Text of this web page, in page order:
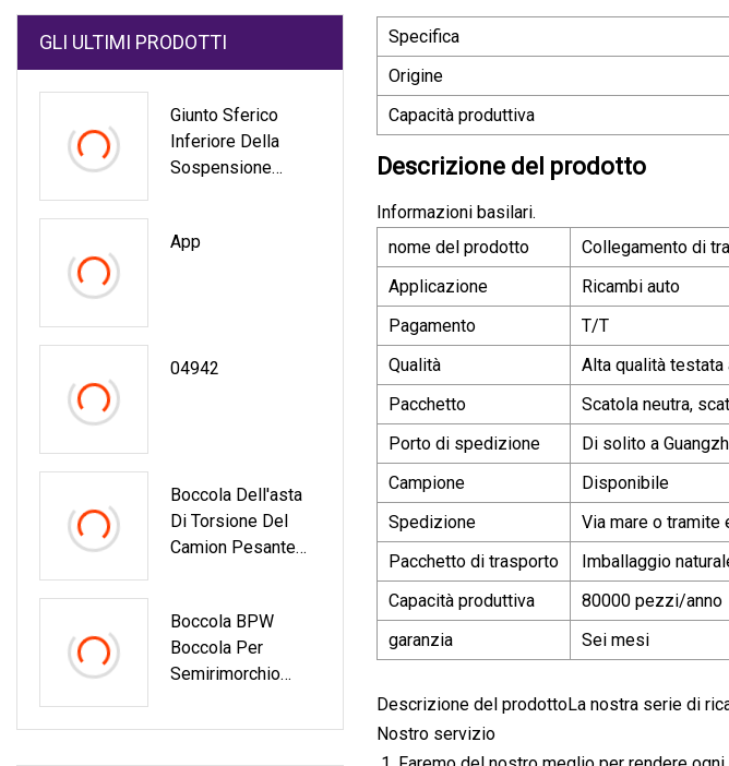
GLI ULTIMI PRODOTTI
Giunto Sferico
Inferiore Della
Sospensione
App
04942
Boccola Dell'asta
Di Torsione Del
Camion Pesante
0003500413 Per Il
Rendimento
Elevato Del Benz
Boccola BPW
Boccola Per
Semirimorchio
Equilibrio Boccola
Specifica
Origine
Capacità produttiva
Descrizione del prodotto
Informazioni basilari.
nome del prodotto
Collegamento di
Applicazione
Ricambi auto
Pagamento
T/T
Qualità
Alta qualità testata
Pacchetto
Scatola neutra,
Porto di spedizione
Di solito a
Campione
Disponibile
Spedizione
Via mare o tramite
Pacchetto di trasporto
Imballaggio
Capacità produttiva
80000 pezzi/anno
garanzia
Sei mesi
Descrizione del prodottoLa nostra serie di
Nostro servizio